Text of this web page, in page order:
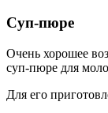
Суп-пюре
Очень хорошее
суп-пюре для
Для его